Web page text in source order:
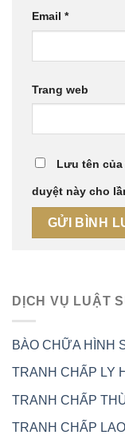
Email *
Trang web
Lưu tên
duyệt này cho
DỊCH VỤ LUẬT
BÀO CHỮA HÌNH
TRANH CHẤP LY
TRANH CHẤP
TRANH CHẤP